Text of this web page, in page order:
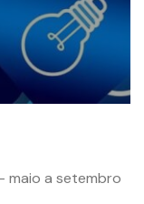
maio a setembro